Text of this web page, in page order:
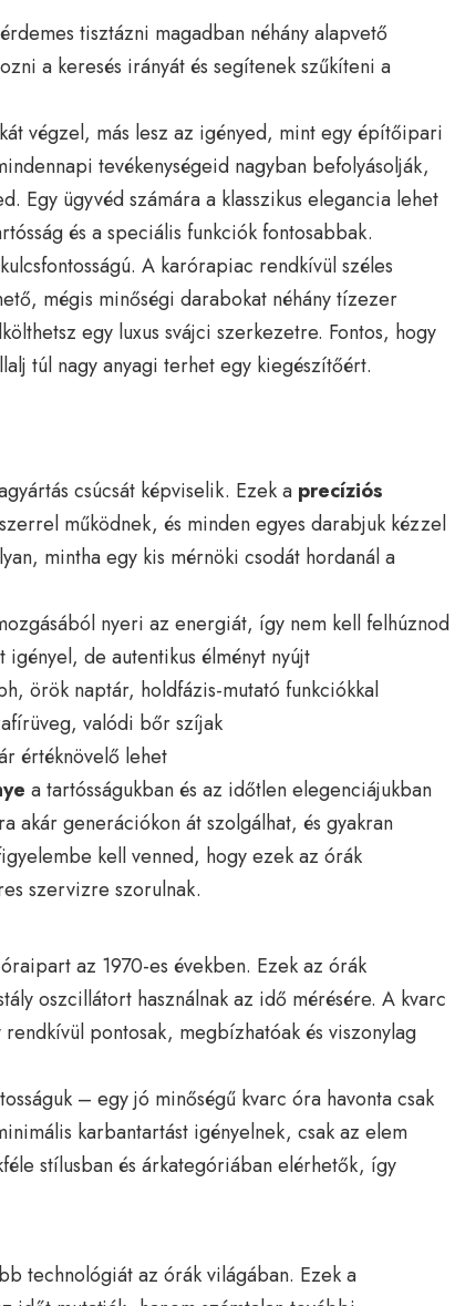
tisztázni magadban néhány alapvető
a keresés irányát és segítenek szűkíteni a
végzel, más lesz az igényed, mint egy építőipari
tevékenységeid nagyban befolyásolják,
Egy ügyvéd számára a klasszikus elegancia lehet
és a speciális funkciók fontosabbak.
A karórapiac rendkívül széles
mégis minőségi darabokat néhány tízezer
egy luxus svájci szerkezetre. Fontos, hogy
túl nagy anyagi terhet egy kiegészítőért.
csúcsát képviselik. Ezek a precíziós
működnek, és minden egyes darabjuk kézzel
mintha egy kis mérnöki csodát hordanál a
nyeri az energiát, így nem kell felhúznod
igényel, de autentikus élményt nyújt
örök naptár, holdfázis-mutató funkciókkal
valódi bőr szíjak
értéknövelő lehet
a tartósságukban és az időtlen elegenciájukban
akár generációkon át szolgálhat, és gyakran
kell venned, hogy ezek az órák
szervizre szorulnak.
az 1970-es években. Ezek az órák
oszcillátort használnak az idő mérésére. A kvarc
pontosak, megbízhatóak és viszonylag
– egy jó minőségű kvarc óra havonta csak
karbantartást igényelnek, csak az elem
stílusban és árkategóriában elérhetők, így
technológiát az órák világában. Ezek a